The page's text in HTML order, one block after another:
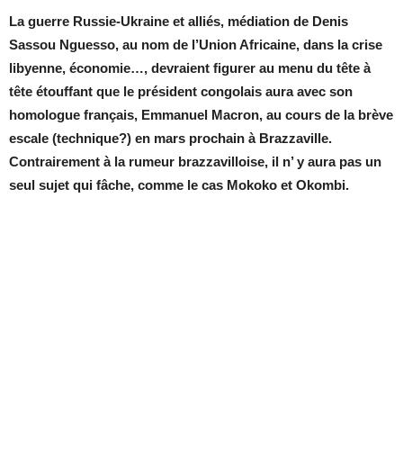
La guerre Russie-Ukraine et alliés, médiation de Denis
Sassou Nguesso, au nom de l’Union Africaine, dans la crise
libyenne, économie…, devraient figurer au menu du tête à
tête étouffant que le président congolais aura avec son
homologue français, Emmanuel Macron, au cours de la brève
escale (technique?) en mars prochain à Brazzaville.
Contrairement à la rumeur brazzavilloise, il n’ y aura pas un
seul sujet qui fâche, comme le cas Mokoko et Okombi.